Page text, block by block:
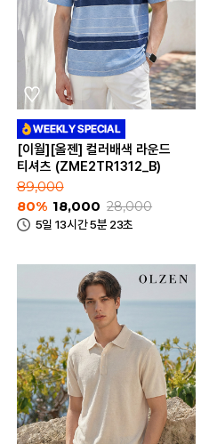
[이월][올젠] 컬러배색 라운드
티셔츠 (ZME2TR1312_B)
89,000
80% 18,000 28,000
5일 13시간 5분 23초